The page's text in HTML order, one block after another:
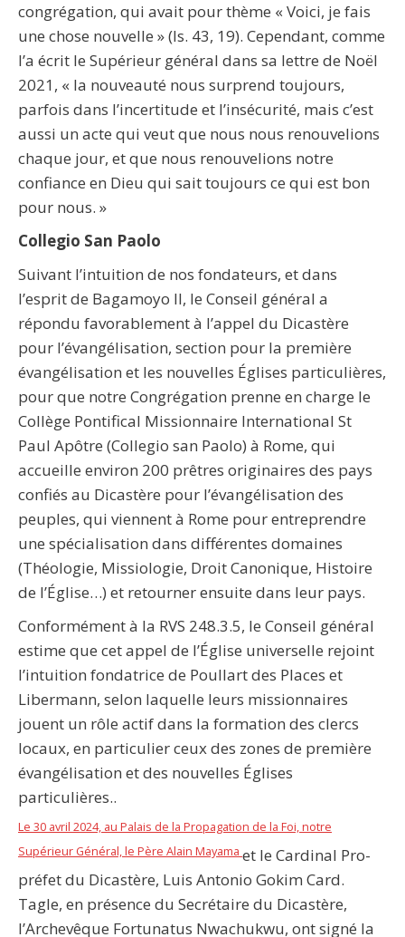
congrégation, qui avait pour thème « Voici, je fais
une chose nouvelle » (Is. 43, 19). Cependant, comme
l’a écrit le Supérieur général dans sa lettre de Noël
2021, « la nouveauté nous surprend toujours,
parfois dans l’incertitude et l’insécurité, mais c’est
aussi un acte qui veut que nous nous renouvelions
chaque jour, et que nous renouvelions notre
confiance en Dieu qui sait toujours ce qui est bon
pour nous. »
Collegio San Paolo
Suivant l’intuition de nos fondateurs, et dans
l’esprit de Bagamoyo II, le Conseil général a
répondu favorablement à l’appel du Dicastère
pour l’évangélisation, section pour la première
évangélisation et les nouvelles Églises particulières,
pour que notre Congrégation prenne en charge le
Collège Pontifical Missionnaire International St
Paul Apôtre (Collegio san Paolo) à Rome, qui
accueille environ 200 prêtres originaires des pays
confiés au Dicastère pour l’évangélisation des
peuples, qui viennent à Rome pour entreprendre
une spécialisation dans différentes domaines
(Théologie, Missiologie, Droit Canonique, Histoire
de l’Église…) et retourner ensuite dans leur pays.
Conformément à la RVS 248.3.5, le Conseil général
estime que cet appel de l’Église universelle rejoint
l’intuition fondatrice de Poullart des Places et
Libermann, selon laquelle leurs missionnaires
jouent un rôle actif dans la formation des clercs
locaux, en particulier ceux des zones de première
évangélisation et des nouvelles Églises
particulières..
Le 30 avril 2024, au Palais de la Propagation de la Foi, notre
Supérieur Général, le Père Alain Mayama et le Cardinal Pro-
préfet du Dicastère, Luis Antonio Gokim Card.
Tagle, en présence du Secrétaire du Dicastère,
l’Archevêque Fortunatus Nwachukwu, ont signé la